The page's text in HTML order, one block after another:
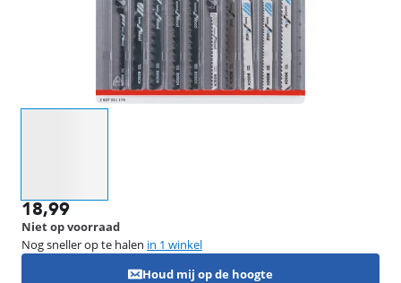
18,99
Niet op voorraad
Nog sneller op te halen in 1 winkel
Houd mij op de hoogte